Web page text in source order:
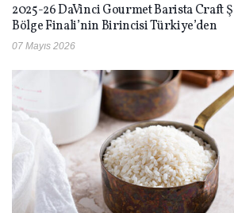
2025-26 DaVinci Gourmet Barista Craft
Bölge Finali’nin Birincisi Türkiye’den
07 Mayıs 2026